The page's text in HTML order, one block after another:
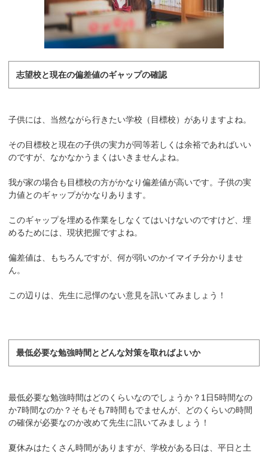
志望校と現在の偏差値のギャップの確認
子供には、当然ながら行きたい学校（目標校）がありますよね。
その目標校と現在の子供の実力が同等若しくは余裕であればいい
のですが、なかなかうまくはいきませんよね。
我が家の場合も目標校の方がかなり偏差値が高いです。子供の実
力値とのギャップがかなりあります。
このギャップを埋める作業をしなくてはいけないのですけど、埋
めるためには、現状把握ですよね。
偏差値は、もちろんですが、何が弱いのかイマイチ分かりませ
ん。
この辺りは、先生に忌憚のない意見を訊いてみましょう！
最低必要な勉強時間とどんな対策を取ればよいか
最低必要な勉強時間はどのくらいなのでしょうか？1日5時間なの
か7時間なのか？そもそも7時間もでませんが、どのくらいの時間
の確保が必要なのか改めて先生に訊いてみましょう！
夏休みはたくさん時間がありますが、学校がある日は、平日と土